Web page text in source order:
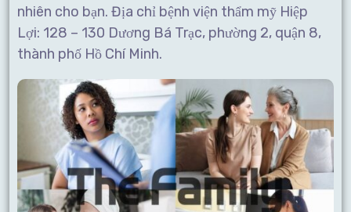
nhiên cho bạn. Địa chỉ bệnh viện thẩm mỹ Hiệp
Lợi: 128 – 130 Dương Bá Trạc, phường 2, quận 8,
thành phố Hồ Chí Minh.